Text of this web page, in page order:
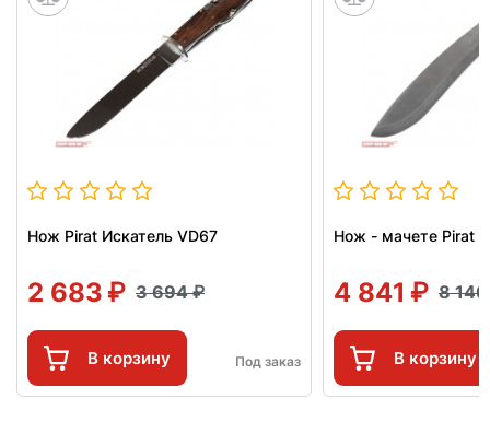
Нож Pirat Искатель VD67
2 683 3 694
В корзину Под заказ
Нож - мачете Pirat
4 841 8
В корзину